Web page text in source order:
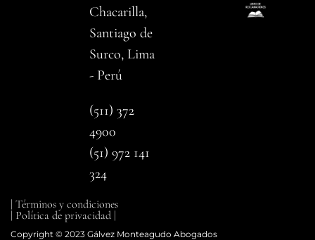
Chacarilla,
Santiago de
Surco, Lima
- Perú
(511) 372
4900
(51) 972 141
324
| Términos y condiciones
| Política de privacidad |
Copyright © 2023 Gálvez Monteagudo Abogados